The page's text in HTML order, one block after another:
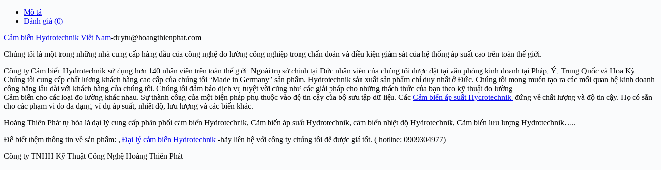
Mô tả
Đánh giá (0)
Cảm biến Hydrotechnik Việt Nam-duytu@hoangthienphat.com
Chúng tôi là một trong những nhà cung cấp hàng đầu của công nghệ đo lường công nghiệp trong chẩn đoán và điều kiện giám sát của hệ thống áp suất cao trên toàn thế giới.
Công ty Cảm biến Hydrotechnik sử dụng hơn 140 nhân viên trên toàn thế giới. Ngoài trụ sở chính tại Đức nhân viên của chúng tôi được đặt tại văn phòng kinh doanh tại Pháp, Ý, Trung Quốc và Hoa Kỳ.
Chúng tôi cung cấp chất lượng khách hàng cao cấp của chúng tôi “Made in Germany” sản phẩm. Hydrotechnik sản xuất sản phẩm chỉ duy nhất ở Đức. Chúng tôi mong muốn tạo ra các mối quan hệ kinh doanh
công bằng lâu dài với khách hàng của chúng tôi. Chúng tôi đảm bảo dịch vụ tuyệt vời cũng như các giải pháp cho những thách thức của bạn theo kỹ thuật đo lường
Cảm biến cho các loại đo lường khác nhau. Sự thành công của một biện pháp phụ thuộc vào độ tin cậy của bộ sưu tập dữ liệu. Các Cảm biến áp suất Hydrotechnik đứng về chất lượng và độ tin cậy. Họ có sẵn
cho các phạm vi đo đa dạng, ví dụ áp suất, nhiệt độ, lưu lượng và các biến khác.
Hoàng Thiên Phát tự hòa là đại lý cung cấp phân phối cảm biến Hydrotechnik, Cảm biến áp suất Hydrotechnik, cảm biến nhiệt độ Hydrotechnik, Cảm biến lưu lượng Hydrotechnik…..
Để biết thệm thông tin về sản phẩm: , Đại lý cảm biến Hydrotechnik -hãy liên hệ với công ty chúng tôi để được giá tốt. ( hotline: 0909304977)
Công ty TNHH Kỹ Thuật Công Nghệ Hoàng Thiên Phát